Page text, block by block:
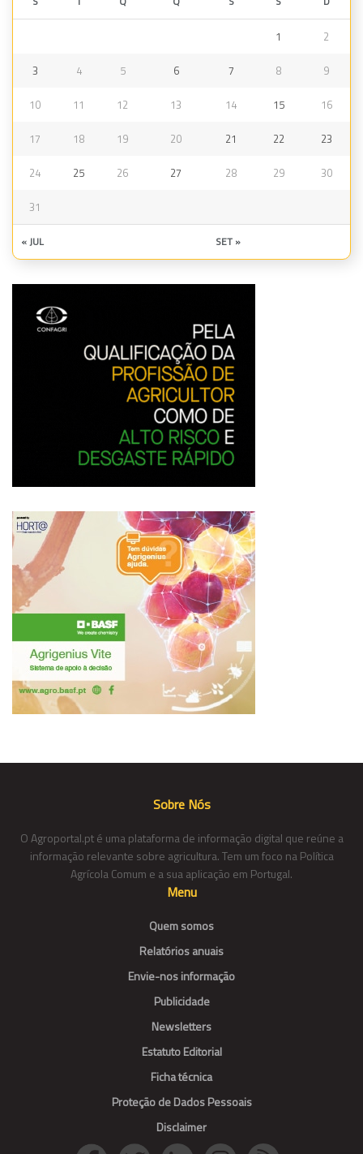
1 2
3 4 5 6 7 8 9
10 11 12 13 14 15 16
17 18 19 20 21 22 23
24 25 26 27 28 29 30
31
« JUL SET »
Sobre Nós
O Agroportal.pt é uma plataforma de informação digital que reúne a
informação relevante sobre agricultura. Tem um foco na Política
Agrícola Comum e a sua aplicação em Portugal.
Menu
Quem somos
Relatórios anuais
Envie-nos informação
Publicidade
Newsletters
Estatuto Editorial
Ficha técnica
Proteção de Dados Pessoais
Disclaimer